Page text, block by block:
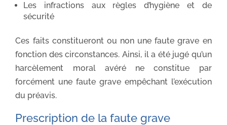
Les infractions aux règles d’hygiène et de
sécurité
Ces faits constitueront ou non une faute grave en
fonction des circonstances. Ainsi, il a été jugé qu’un
harcèlement moral avéré ne constitue par
forcément une faute grave empêchant l’exécution
du préavis.
Prescription de la faute grave